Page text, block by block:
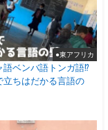
●東アフリカ
語ベンバ語トンガ語⁉
立ちはだかる言語の